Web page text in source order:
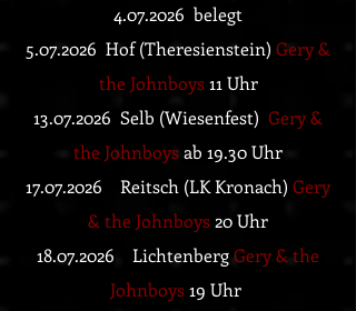
4.07.2026 belegt
5.07.2026 Hof (Theresienstein) Gery &
the Johnboys11 Uhr
13.07.2026 Selb (Wiesenfest) Gery &
the Johnboysab 19.30 Uhr
17.07.2026 Reitsch (LK Kronach) Gery
& the Johnboys 20 Uhr
18.07.2026 LichtenbergGery & the
Johnboys19 Uhr